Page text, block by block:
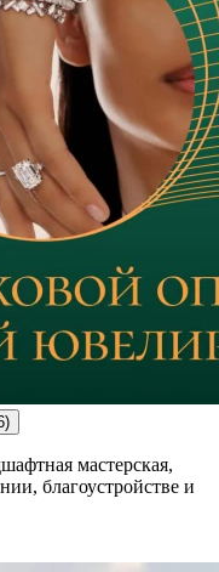
мастерская,
благоустройстве и